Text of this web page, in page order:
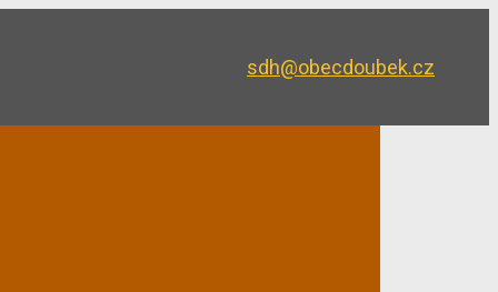
sdh@obecdoubek.cz